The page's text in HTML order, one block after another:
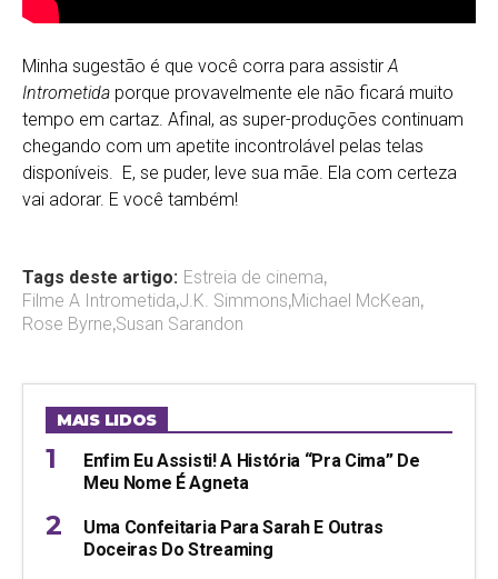
Minha sugestão é que você corra para assistirA
Intrometida porque provavelmente ele não ficará muito
tempo em cartaz. Afinal, as super-produções continuam
chegando com um apetite incontrolável pelas telas
disponíveis. E, se puder, leve sua mãe. Ela com certeza
vai adorar. E você também!
Tags deste artigo: Estreia de cinema,
Filme A Intrometida,J.K. Simmons,Michael McKean,
Rose Byrne,Susan Sarandon
MAIS LIDOS
Enfim Eu Assisti! A História “pra Cima” De
Meu Nome É Agneta
Uma Confeitaria Para Sarah E Outras
Doceiras Do Streaming